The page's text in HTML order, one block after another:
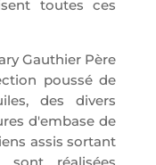
toutes ces
Gauthier Père
poussé de
des divers
d'embase de
assis sortant